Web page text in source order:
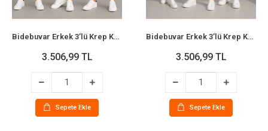
Bidebuvar Erkek 3’lü Krep Kumaş Cepli Gömlek Şort Takım Kısa Kollu Bağcıklı - Kahverengi, Beyaz, Lacivert
3.506,99 TL
Sepete Ekle
Bidebuvar Erkek 3’lü Krep Kumaş Cepli Gömlek Şort Takım Kısa Kollu Bağcıklı - Füme, Siyah , Bej
3.506,99 TL
Sepete Ekle